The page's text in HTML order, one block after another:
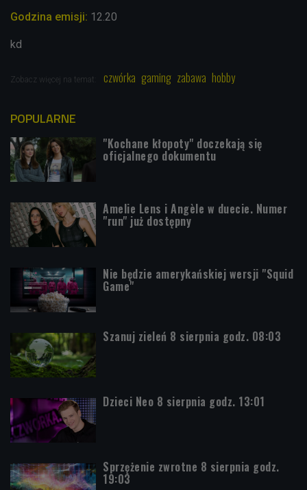
Godzina emisji: 12.20
kd
Zobacz więcej na temat: czwórka gaming zabawa hobby
POPULARNE
"Kochane kłopoty" doczekają się
oficjalnego dokumentu
Amelie Lens i Angèle w duecie. Numer
"run" już dostępny
Nie będzie amerykańskiej wersji "Squid
Game"
Szanuj zieleń 8 sierpnia godz. 08:03
Dzieci Neo 8 sierpnia godz. 13:01
Sprzężenie zwrotne 8 sierpnia godz.
19:03